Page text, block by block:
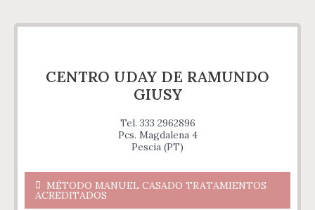
CENTRO UDAY DE RAMUNDO
GIUSY
Tel. 333 2962896
Pcs. Magdalena 4
Pescia (PT)
MÉTODO MANUEL CASADO TRATAMIENTOS
ACREDITADOS